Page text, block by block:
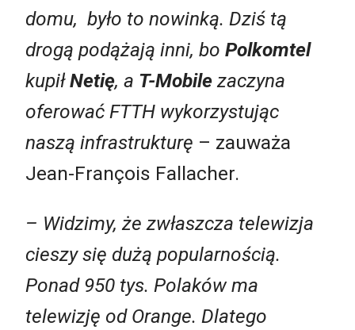
domu, było to nowinką. Dziś tą
drogą podążają inni, bo Polkomtel
kupiłNetię, a T-Mobilezaczyna
oferować FTTH wykorzystując
naszą infrastrukturę – zauważa
Jean-François Fallacher.
– Widzimy, że zwłaszcza telewizja
cieszy się dużą popularnością.
Ponad 950 tys. Polaków ma
telewizję od Orange. Dlatego